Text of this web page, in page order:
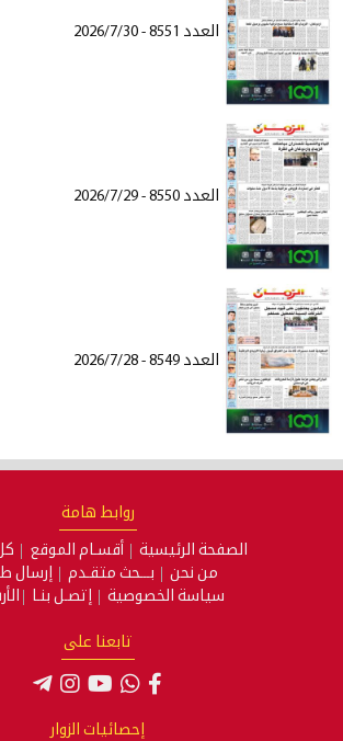
العدد 8551 - 2026/7/30
العدد 8550 - 2026/7/29
العدد 8549 - 2026/7/28
روابط هامة
الصفحة الرئيسية أقسـام الموقع
من نحن
بـــحث متقـدم
إرسال
سياسة الخصوصية
إتصـل بنـا
تابعنا على
إحصائيات الزوار